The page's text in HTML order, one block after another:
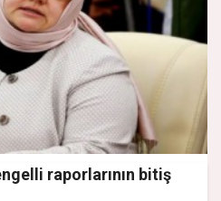
raporlarının bitiş